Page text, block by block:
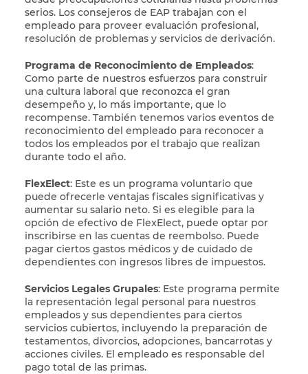
serios. Los consejeros de EAP trabajan con el
empleado para proveer evaluación profesional,
resolución de problemas y servicios de derivación.
Programa de Reconocimiento de Empleados:
Como parte de nuestros esfuerzos para construir
una cultura laboral que reconozca el gran
desempeño y, lo más importante, que lo
recompense. También tenemos varios eventos de
reconocimiento del empleado para reconocer a
todos los empleados por el trabajo que realizan
durante todo el año.
FlexElect: Este es un programa voluntario que
puede ofrecerle ventajas fiscales significativas y
aumentar su salario neto. Si es elegible para la
opción de efectivo de FlexElect, puede optar por
inscribirse en las cuentas de reembolso. Puede
pagar ciertos gastos médicos y de cuidado de
dependientes con ingresos libres de impuestos.
Servicios Legales Grupales: Este programa permite
la representación legal personal para nuestros
empleados y sus dependientes para ciertos
servicios cubiertos, incluyendo la preparación de
testamentos, divorcios, adopciones, bancarrotas y
acciones civiles. El empleado es responsable del
pago total de las primas.